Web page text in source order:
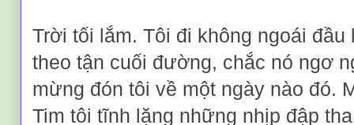
Trời tối lắm. Tôi đi không ngoái
theo tận cuối đường, chắc nó ngơ
mừng đón tôi về một ngày nào đó.
Tim tôi tĩnh lặng những nhịp đập